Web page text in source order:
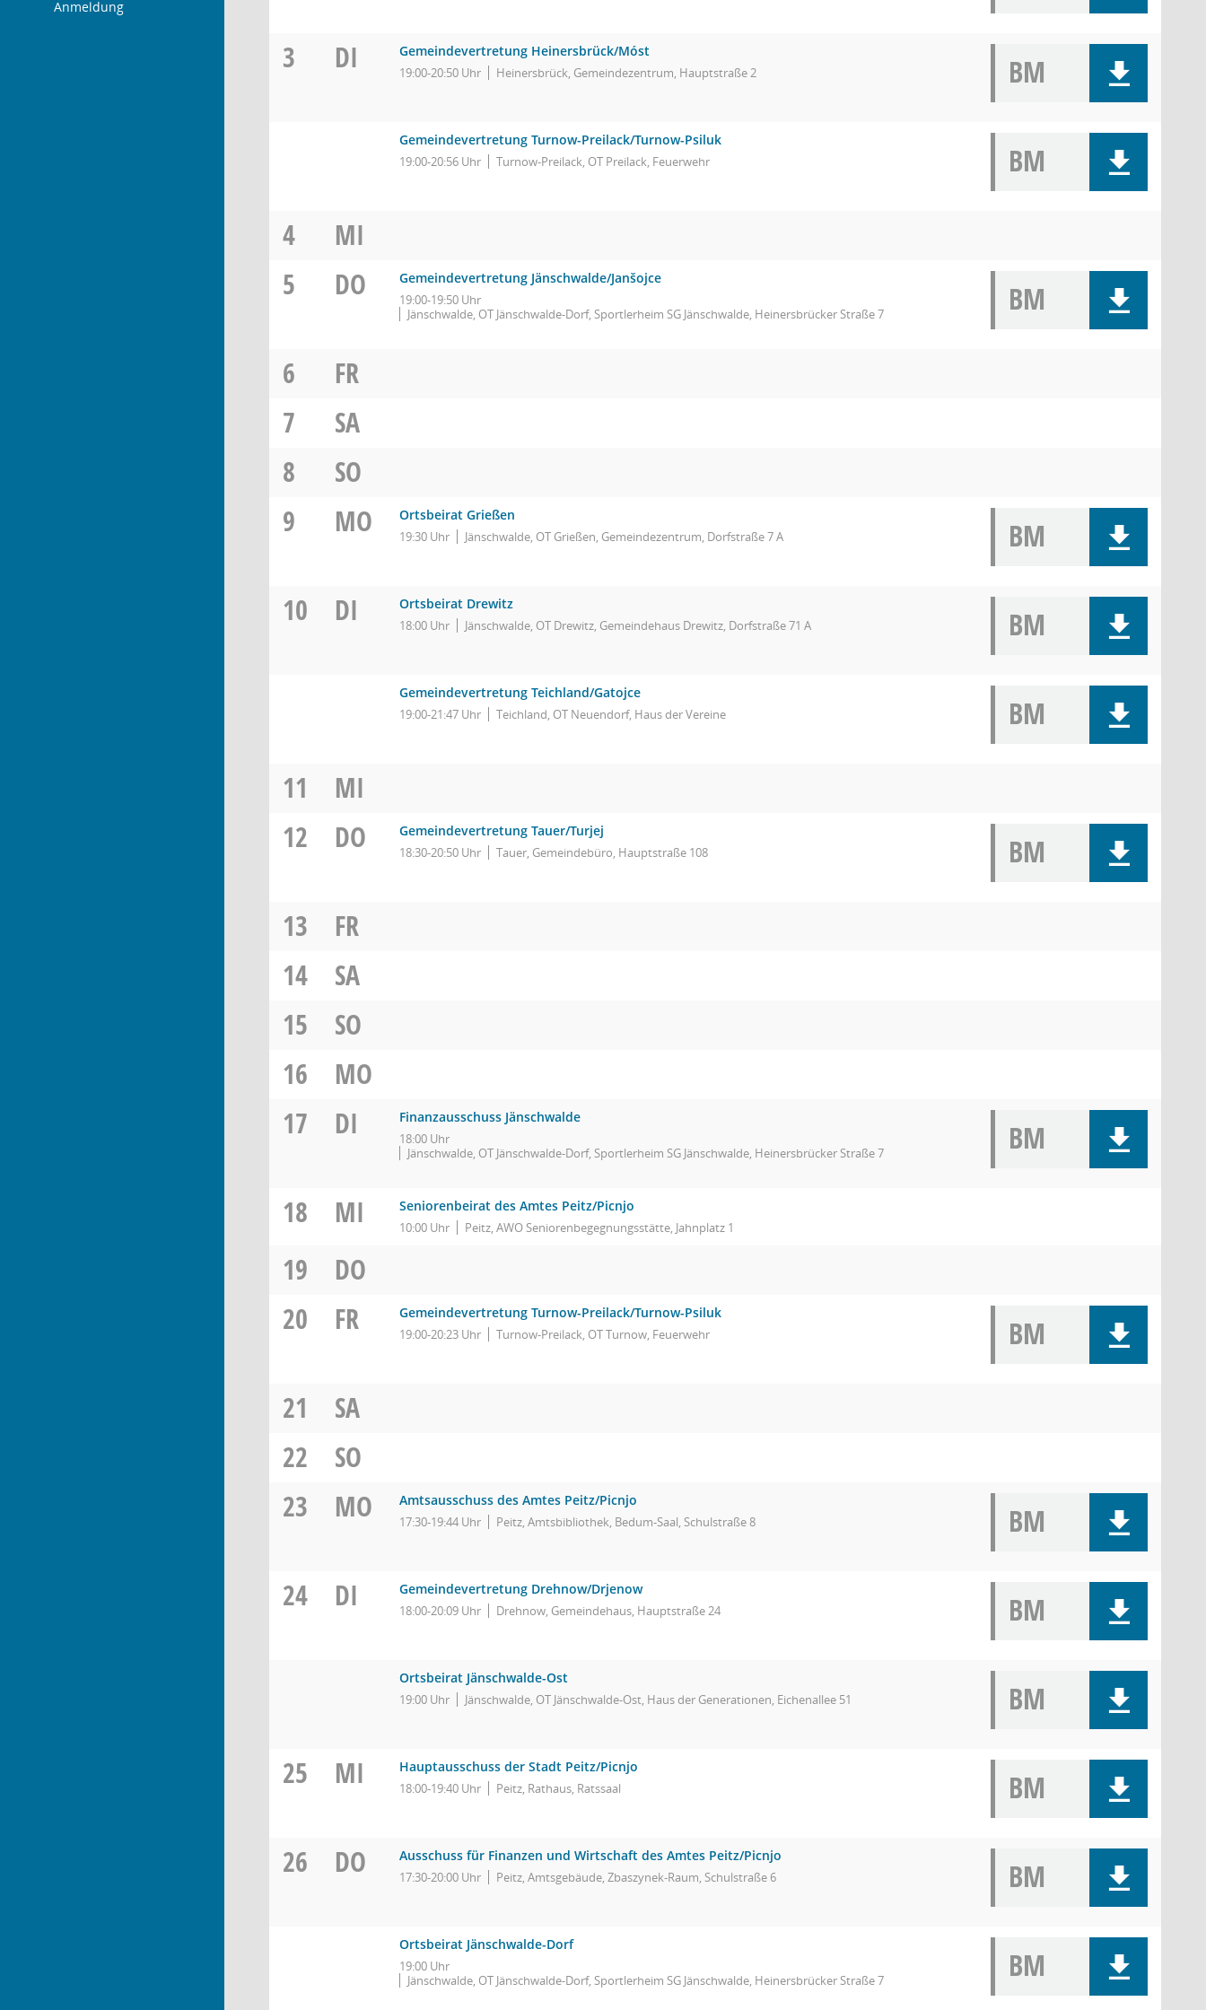
Anmeldung
3 DI Gemeindevertretung Heinersbrück/Móst
19:00-20:50 Uhr Heinersbrück, Gemeindezentrum, Hauptstraße 2 BM
Gemeindevertretung Turnow-Preilack/Turnow-Psiluk
19:00-20:56 Uhr Turnow-Preilack, OT Preilack, Feuerwehr BM
4
MI
5
DO Gemeindevertretung Jänschwalde/Janšojce
19:00-19:50 Uhr
Jänschwalde, OT Jänschwalde-Dorf, Sportlerheim SG Jänschwalde, Heinersbrücker Straße 7
BM
6
FR
7
SA
8
SO
9
MO Ortsbeirat Grießen
19:30 Uhr Jänschwalde, OT Grießen, Gemeindezentrum, Dorfstraße 7 A BM
10 DI Ortsbeirat Drewitz
18:00 Uhr Jänschwalde, OT Drewitz, Gemeindehaus Drewitz, Dorfstraße 71 A BM
Gemeindevertretung Teichland/Gatojce
19:00-21:47 Uhr Teichland, OT Neuendorf, Haus der Vereine BM
11
MI
12
DO Gemeindevertretung Tauer/Turjej
18:30-20:50 Uhr Tauer, Gemeindebüro, Hauptstraße 108 BM
13
FR
14
SA
15
SO
16
MO
17
DI Finanzausschuss Jänschwalde
18:00 Uhr
Jänschwalde, OT Jänschwalde-Dorf, Sportlerheim SG Jänschwalde, Heinersbrücker Straße 7
BM
18 MI Seniorenbeirat des Amtes Peitz/Picnjo
10:00 Uhr Peitz, AWO Seniorenbegegnungsstätte, Jahnplatz 1
19
DO
20
FR Gemeindevertretung Turnow-Preilack/Turnow-Psiluk
19:00-20:23 Uhr Turnow-Preilack, OT Turnow, Feuerwehr BM
21
SA
22
SO
23
MO Amtsausschuss des Amtes Peitz/Picnjo
17:30-19:44 Uhr Peitz, Amtsbibliothek, Bedum-Saal, Schulstraße 8 BM
24 DI Gemeindevertretung Drehnow/Drjenow
18:00-20:09 Uhr Drehnow, Gemeindehaus, Hauptstraße 24 BM
Ortsbeirat Jänschwalde-Ost
19:00 Uhr Jänschwalde, OT Jänschwalde-Ost, Haus der Generationen, Eichenallee 51 BM
25 MI Hauptausschuss der Stadt Peitz/Picnjo
18:00-19:40 Uhr Peitz, Rathaus, Ratssaal BM
26 DO Ausschuss für Finanzen und Wirtschaft des Amtes Peitz/Picnjo
17:30-20:00 Uhr Peitz, Amtsgebäude, Zbaszynek-Raum, Schulstraße 6 BM
Ortsbeirat Jänschwalde-Dorf
19:00 Uhr
Jänschwalde, OT Jänschwalde-Dorf, Sportlerheim SG Jänschwalde, Heinersbrücker Straße 7
BM